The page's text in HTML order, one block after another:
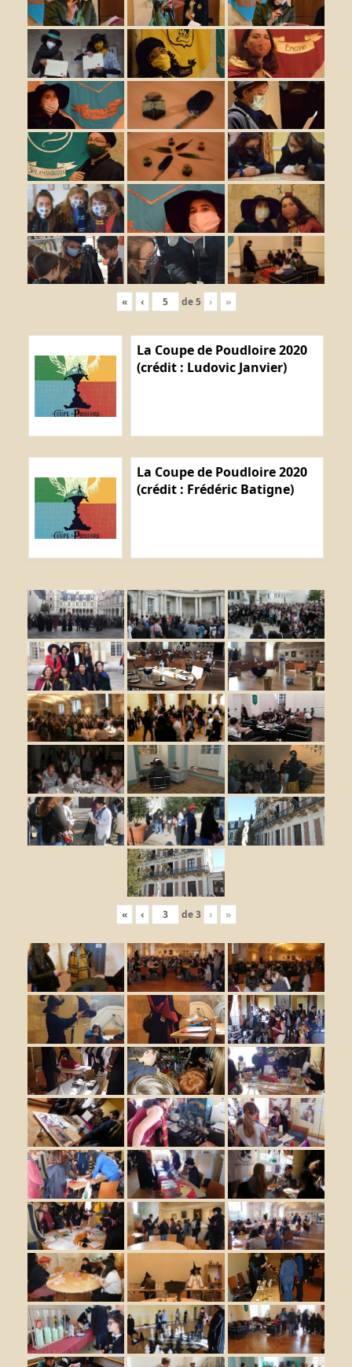
« ‹ de5 › »
La Coupe de Poudloire 2020
(crédit : Ludovic Janvier)
La Coupe de Poudloire 2020
(crédit : Frédéric Batigne)
« ‹ de3 › »